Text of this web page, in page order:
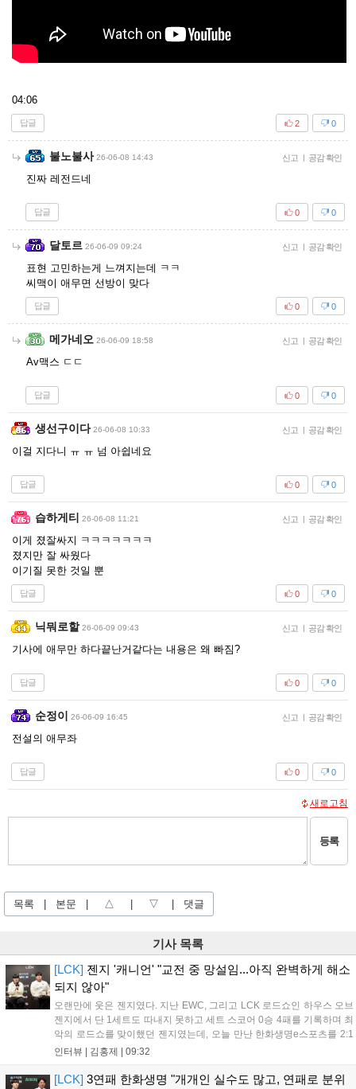
04:06
답글 0
2
불노불사 26-06-08 14:43 신고 공감 확인
진짜 레전드네
답글 0
0
달토르 26-06-09 09:24 신고 공감 확인
표현 고민하는게 느껴지는데 ㅋㅋ
씨맥이 애무면 선방이 맞다
답글 0
0
메가네오 26-06-09 18:58 신고 공감 확인
Av맥스 ㄷㄷ
답글 0
0
생선구이다 26-06-08 10:33 신고 공감 확인
이걸 지다니 ㅠ ㅠ 넘 아쉽네요
답글 0
0
습하게티 26-06-08 11:21 신고 공감 확인
이게 졌잘싸지 ㅋㅋㅋㅋㅋㅋㅋ
졌지만 잘 싸웠다
이기질 못한 것일 뿐
답글 0
0
닉뭐로할 26-06-09 09:43 신고 공감 확인
기사에 애무만 하다끝난거같다는 내용은 왜 빠짐?
답글 0
0
순정이 26-06-09 16:45 신고 공감 확인
전설의 애무좌
답글 0
0
새로고침
등록
목록 본문 △ ▽ 댓글
기사 목록
[LCK] 젠지 '캐니언' "교전 중 망설임...아직 완벽하게 해소
되지 않아"
오랜만에 웃은 젠지였다. 지난 EWC, 그리고 LCK 로드쇼인 하우스 오브
젠지에서 단 1세트도 따내지 못하고 세트 스코어 0승 4패를 기록하며 최
악의 로드쇼를 맞이했던 젠지였는데, 오늘 만난 한화생명e스포츠를 2:1
로 잡고 오랜만에 승리의 달콤함을 맛봤다. 연패 탈출 소감에 대해 유상
위...
인터뷰 | 김홍제 09:32
[LCK] 3연패 한화생명 "개개인 실수도 많고, 연패로 분위